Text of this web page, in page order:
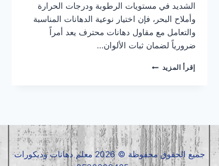
الشديد في مستويات الرطوبة ودرجات الحرارة
وأملاح البحر، فإن اختيار نوعية الدهانات المناسبة
والتعامل مع مقاول دهانات محترف يعد أمراً
ضرورياً لضمان ثبات الألوان…
إقرأ المزيد دهانات
داخلية
جده
|
مقاول
جميع الحقوق محفوظة © 2026 معلم دهانات وديكورات